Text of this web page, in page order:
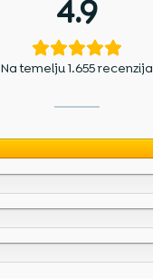
4.9
Na temelju 1.655 recenzija